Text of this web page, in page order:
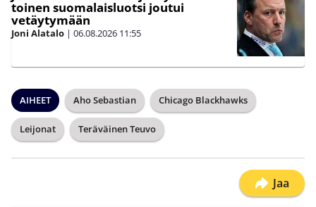
toinen suomalaisluotsi joutui
vetäytymään
Joni Alatalo | 06.08.2026 11:55
AIHEET Aho Sebastian Chicago Blackhawks
Leijonat Teräväinen Teuvo
Jaa